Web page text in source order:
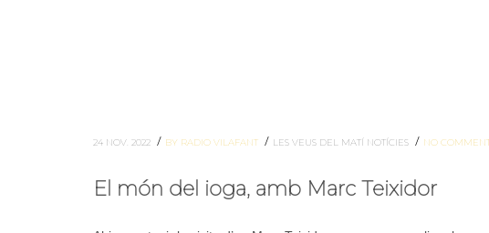
24 NOV. 2022 / BY RADIO VILAFANT / LES VEUS DEL MATÍ NOTÍCIES / NO
El món del ioga, amb Marc Teixidor